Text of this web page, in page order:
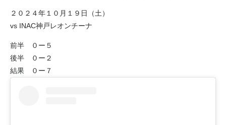
２０２４年１０月１９日（土）
vs INAC神戸レオンチーナ
前半 ０ー５
後半 ０ー２
結果 ０ー７